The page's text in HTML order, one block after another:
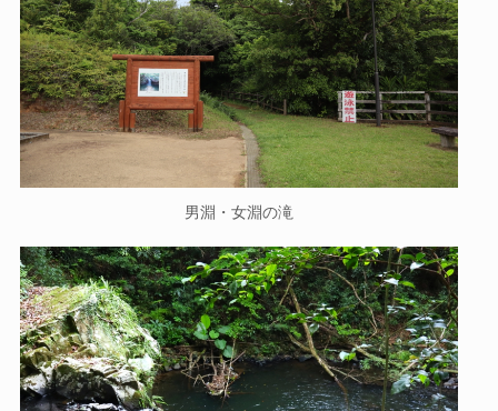
男淵・女淵の滝